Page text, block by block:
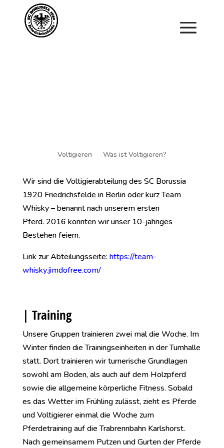
Saisonstart im April. Jetzt ein Schnuppertraining für
Kinder vereinbaren und zu Saisonbeginn dabei sein.
Voltigieren Was ist Voltigieren?
Wir sind die Voltigierabteilung des SC Borussia
1920 Friedrichsfelde in Berlin oder kurz Team
Whisky – benannt nach unserem ersten
Pferd. 2016 konnten wir unser 10-jähriges
Bestehen feiern.
Link zur Abteilungsseite: https://team-
whisky.jimdofree.com/
| Training
Unsere Gruppen trainieren zwei mal die Woche. Im
Winter finden die Trainingseinheiten in der Turnhalle
statt. Dort trainieren wir turnerische Grundlagen
sowohl am Boden, als auch auf dem Holzpferd
sowie die allgemeine körperliche Fitness. Sobald
es das Wetter im Frühling zulässt, zieht es Pferde
und Voltigierer einmal die Woche zum
Pferdetraining auf die Trabrennbahn Karlshorst.
Nach gemeinsamem Putzen und Gurten der Pferde